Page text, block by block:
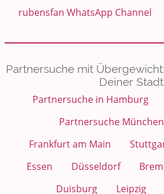
rubensfan WhatsApp Channel
Partnersuche mit
Deiner
Partnersuche in Hamburg
Partnersuche München
Frankfurt am Main
Essen
Düsseldorf
Duisburg
Leipzig